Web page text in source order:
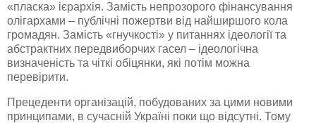
«пласка» ієрархія. Замість непрозорого фінансування
олігархами – публічні пожертви від найширшого кола
громадян. Замість «гнучкості» у питаннях ідеології та
абстрактних передвиборчих гасел – ідеологічна
визначеність та чіткі обіцянки, які потім можна
перевірити.
Прецеденти організацій, побудованих за цими новими
принципами, в сучасній Україні поки що відсутні. Тому